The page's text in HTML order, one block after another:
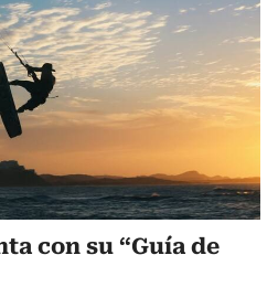
con su “Guía de